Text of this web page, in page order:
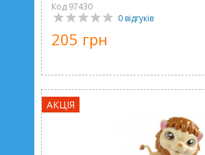
Код 97430
0 відгуків
205 грн
АКЦІЯ